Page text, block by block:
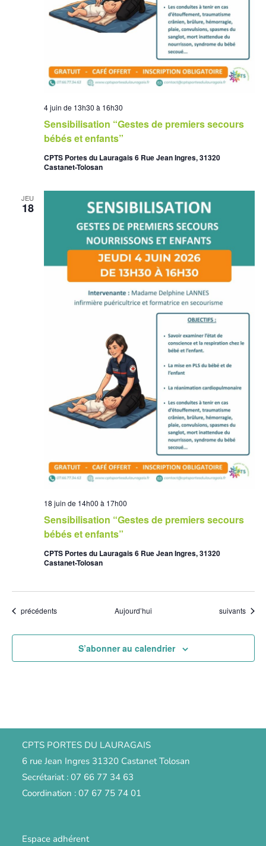
4 juin de 13h30 à 16h30
Sensibilisation “Gestes de premiers secours
bébés et enfants”
CPTS Portes du Lauragais 6 Rue Jean Ingres, 31320
Castanet-Tolosan
JEU
18
18 juin de 14h00 à 17h00
Sensibilisation “Gestes de premiers secours
bébés et enfants”
CPTS Portes du Lauragais 6 Rue Jean Ingres, 31320
Castanet-Tolosan
Évènements
précédents Aujourd’hui Évènements
suivants
S’abonner au calendrier
CPTS PORTES DU LAURAGAIS
6 rue Jean Ingres 31320 Castanet Tolosan
Secrétariat : 07 66 77 34 63
Coordination : 07 67 75 74 01
Espace adhérent